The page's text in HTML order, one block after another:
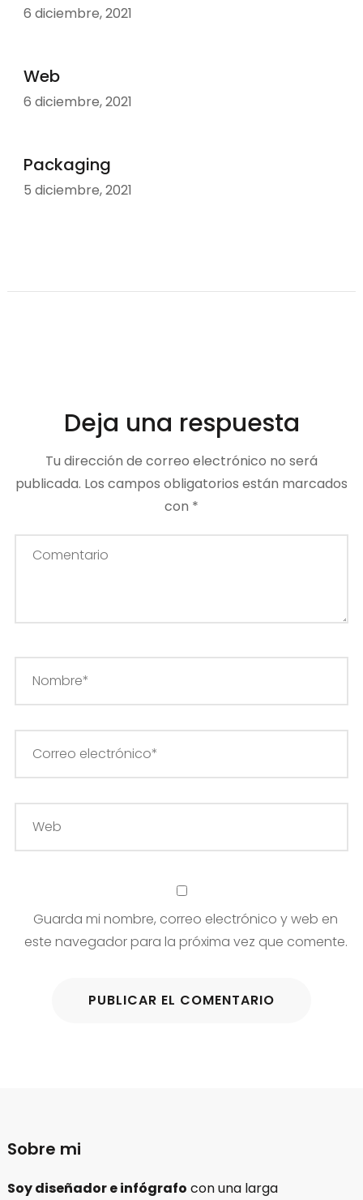
6 diciembre, 2021
Web
6 diciembre, 2021
Packaging
5 diciembre, 2021
Deja una respuesta
Tu dirección de correo electrónico no será
publicada. Los campos obligatorios están marcados
con *
Guarda mi nombre, correo electrónico y web en
este navegador para la próxima vez que comente.
Sobre mi
Soy diseñador e infógrafo con una larga